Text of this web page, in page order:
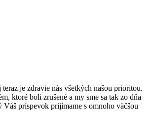
je zdravie nás všetkých našou prioritou.
ktoré boli zrušené a my sme sa tak zo dňa
príspevok prijímame s omnoho väčšou